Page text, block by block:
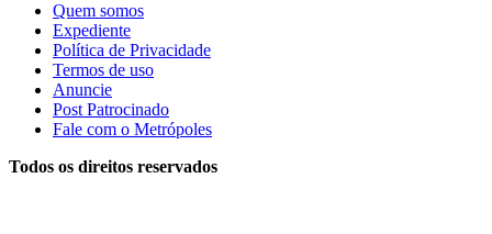
Quem somos
Expediente
Política de Privacidade
Termos de uso
Anuncie
Post Patrocinado
Fale com o Metrópoles
Todos os direitos reservados